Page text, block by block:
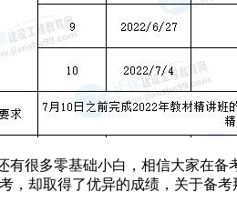
很多零基础小白，相信大家在备
，却取得了优异的成绩，关于备考